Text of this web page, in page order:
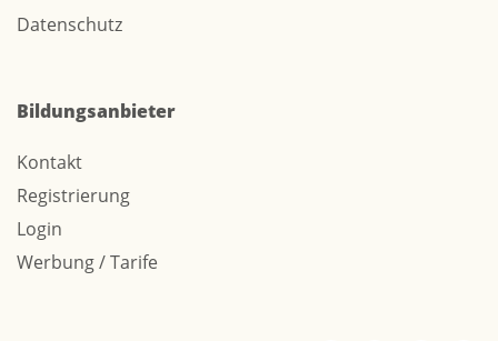
Datenschutz
Bildungsanbieter
Kontakt
Registrierung
Login
Werbung / Tarife